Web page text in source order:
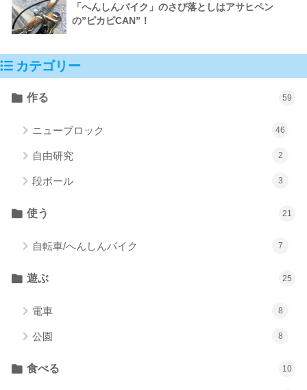
「へんしんバイク」のさび落としはアサヒペン
の”ピカピCAN”！
カテゴリー
作る 59
ニューブロック 46
自由研究 2
段ボール 3
使う 21
自転車/へんしんバイク 7
遊ぶ 25
電車 8
公園 8
食べる 10